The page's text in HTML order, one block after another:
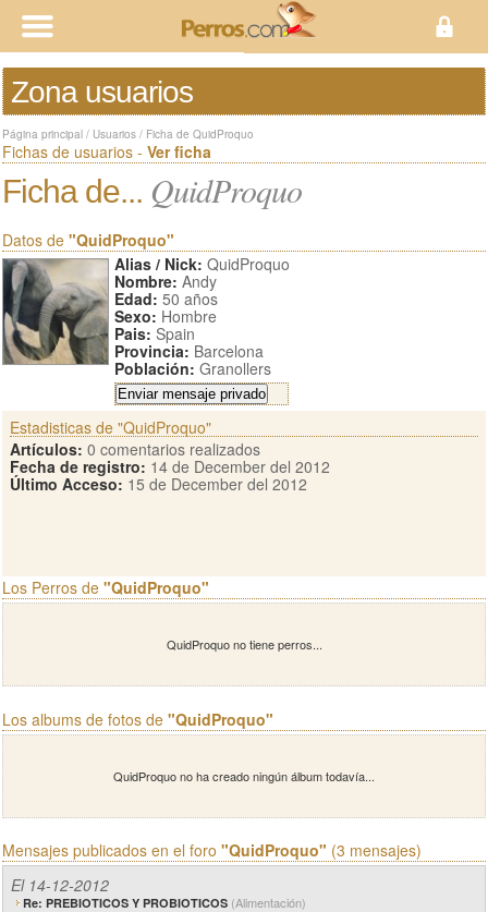
Zona usuarios
Página principal / Usuarios / Ficha de QuidProquo
Fichas de usuarios - Ver ficha
Ficha de... QuidProquo
Datos de "QuidProquo"
Alias / Nick: QuidProquo
Nombre: Andy
Edad: 50 años
Sexo: Hombre
Pais: Spain
Provincia: Barcelona
Población: Granollers
Estadisticas de "QuidProquo"
Artículos: 0 comentarios realizados
Fecha de registro: 14 de December del 2012
Último Acceso: 15 de December del 2012
Los Perros de "QuidProquo"
QuidProquo no tiene perros...
Los albums de fotos de "QuidProquo"
QuidProquo no ha creado ningún álbum todavía...
Mensajes publicados en el foro "QuidProquo" (3 mensajes)
El 14-12-2012
Re: PREBIOTICOS Y PROBIOTICOS (Alimentación)